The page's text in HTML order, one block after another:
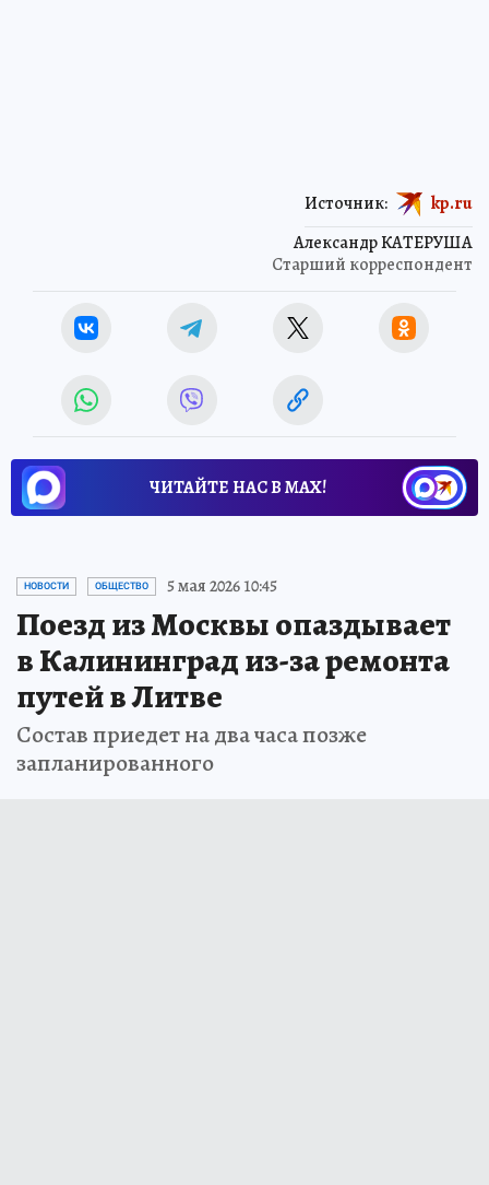
Александр КАТЕРУША
Старший корреспондент
Источник: kp.ru
ЧИТАЙТЕ НАС В МАХ!
НОВОСТИ ОБЩЕСТВО 5 мая 2026 10:45
Поезд из Москвы опаздывает
в Калининград из-за ремонта
путей в Литве
Состав приедет на два часа позже
запланированного